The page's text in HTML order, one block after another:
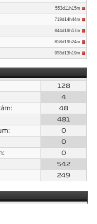
553d11h15m
719d14h44m
844d19h57m
858d19h24m
955d13h19m
128
4
48
481
0
0
0
542
249